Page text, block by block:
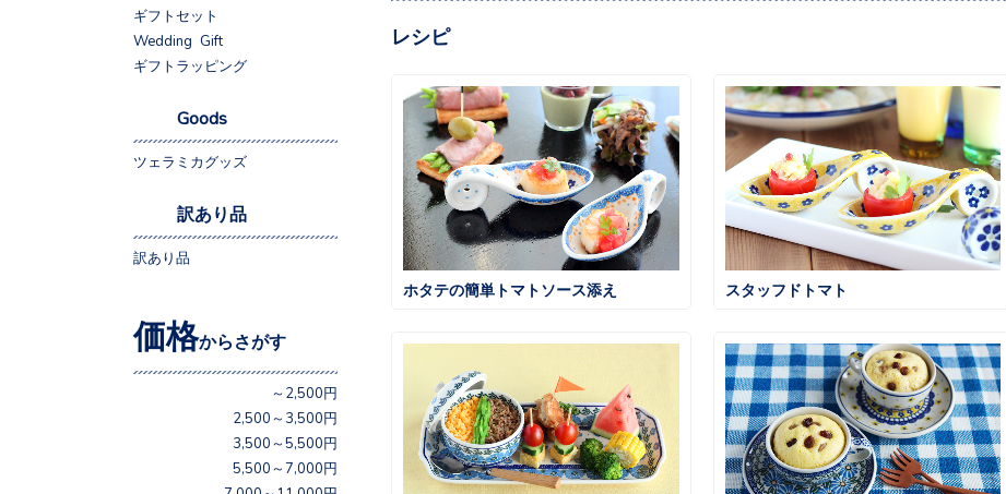
レシピ
ホタテの簡単トマトソース添え スタッフドトマト
ギフトセット
Wedding Gift
ギフトラッピング
Goods
ツェラミカグッズ
訳あり品
訳あり品
価格からさがす
～2,500円
2,500～3,500円
3,500～5,500円
5,500～7,000円